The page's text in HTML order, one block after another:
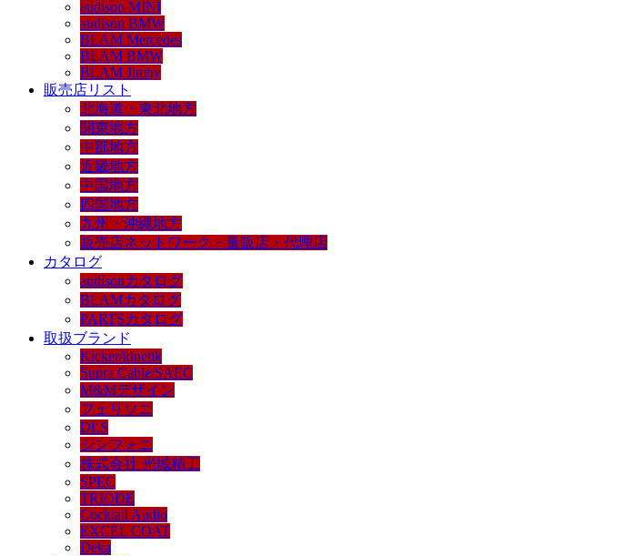
audison MINI
audison BMW
BLAM Mercedes
BLAM BMW
BLAM Jimny
販売店リスト
北海道・東北地方
関東地方
中部地方
近畿地方
中国地方
四国地方
九州・沖縄地方
販売店ネットワーク・量販店・代理店
カタログ
audisonカタログ
BLAMカタログ
PARTSカタログ
取扱ブランド
Kicker/kinetik
Supra Cable/SAEC
M&Mデザイン
フェリソニ
DLS
シンフォニ
株式会社 光城精工
SPEC
TRIODE
Cocktail Audio
EXCEL COAT
Deka